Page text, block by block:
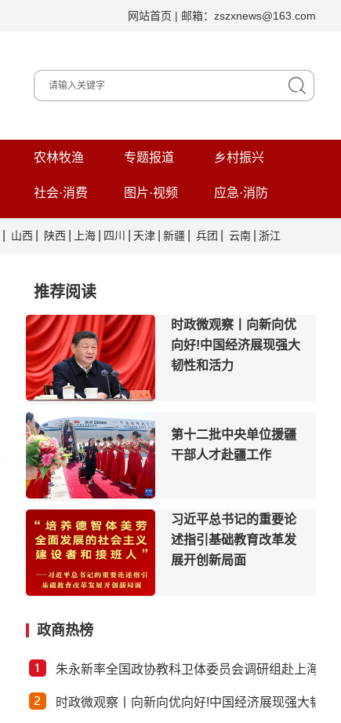
网站首页 | 邮箱：zszxnews@163.com
农林牧渔 专题报道 乡村振兴
社会·消费 图片·视频 应急·消防
山西 陕西 上海 四川 天津 新疆 兵团 云南 浙江
推荐阅读
时政微观察丨向新向优
向好!中国经济展现强大
韧性和活力
第十二批中央单位援疆
干部人才赴疆工作
习近平总书记的重要论
述指引基础教育改革发
展开创新局面
幕式并发表主旨讲话
政商热榜
朱永新率全国政协教科卫体委员会调研组赴上海江
时政微观察丨向新向优向好!中国经济展现强大韧性